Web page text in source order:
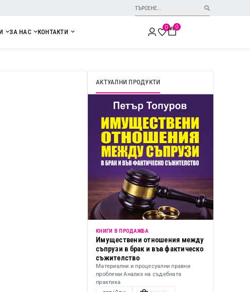
ЗА НАС КОНТАКТИ
0 0
АКТУАЛНИ ПРОДУКТИ
КНИГИ В ПРОДАЖБА
Имуществени отношения между
съпрузи в брак и във фактическо
съжителство
Материални и процесуални правни
проблеми Анализ на съдебната
практика